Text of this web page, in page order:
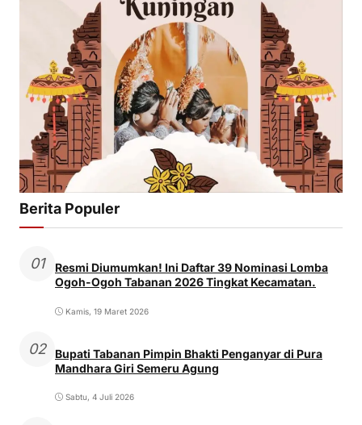
Berita Populer
01
Resmi Diumumkan! Ini Daftar 39 Nominasi Lomba
Ogoh-Ogoh Tabanan 2026 Tingkat Kecamatan.
Kamis, 19 Maret 2026
02
Bupati Tabanan Pimpin Bhakti Penganyar di Pura
Mandhara Giri Semeru Agung
Sabtu, 4 Juli 2026